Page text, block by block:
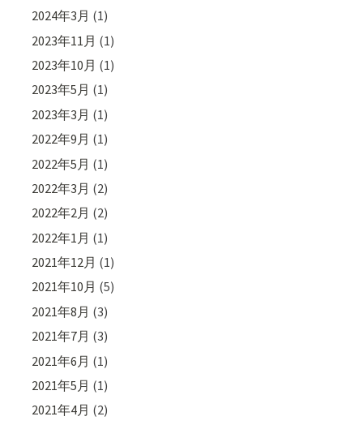
2024年3月 (1)
2023年11月 (1)
2023年10月 (1)
2023年5月 (1)
2023年3月 (1)
2022年9月 (1)
2022年5月 (1)
2022年3月 (2)
2022年2月 (2)
2022年1月 (1)
2021年12月 (1)
2021年10月 (5)
2021年8月 (3)
2021年7月 (3)
2021年6月 (1)
2021年5月 (1)
2021年4月 (2)